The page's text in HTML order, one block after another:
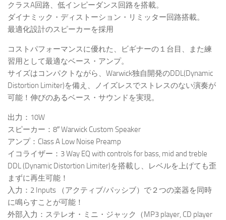
クラスA回路、低インピーダンス回路を搭載。
ダイナミック・ディストーション・リミッター回路搭載。
最適化設計のスピーカーを採用
コストパフォーマンスに優れた、ビギナーの１台目、また練
習用として最適なベース・アンプ。
サイズはコンパクトながら、Warwick独自開発のDDL(Dynamic
Distortion Limiter)を備え、ノイズレスでストレスのない演奏が
可能！伸びのあるベース・サウンドを実現。
出力：10W
スピーカー：8″ Warwick Custom Speaker
アンプ：Class A Low Noise Preamp
イコライザー：3 Way EQ with controls for bass, mid and treble
DDL (Dynamic Distortion Limiter)を搭載し、レベルを上げても歪
まずに再生可能！
入力：2 Inputs （アクティブ/パッシブ）で２つの楽器を同時
に鳴らすことが可能！
外部入力：ステレオ・ミニ・ジャック（MP3 player, CD player